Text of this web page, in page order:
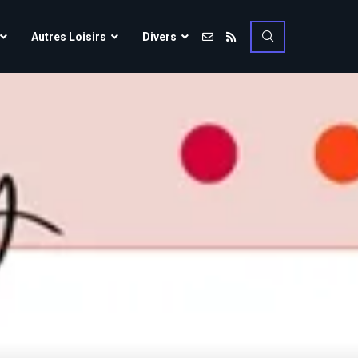
Vulcania
Walibi Rhône-Alpes
Walt Disney Studios
Walygator Grand EST
Autres Loisirs Divers